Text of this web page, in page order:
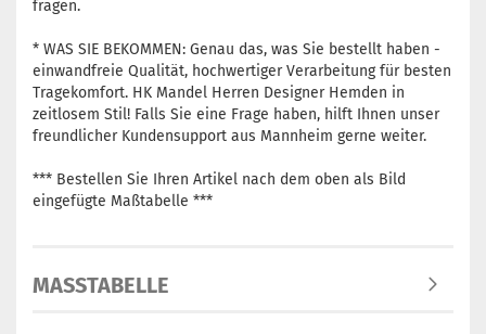
fragen.
* WAS SIE BEKOMMEN: Genau das, was Sie bestellt haben -
einwandfreie Qualität, hochwertiger Verarbeitung für besten
Tragekomfort. HK Mandel Herren Designer Hemden in
zeitlosem Stil! Falls Sie eine Frage haben, hilft Ihnen unser
freundlicher Kundensupport aus Mannheim gerne weiter.
*** Bestellen Sie Ihren Artikel nach dem oben als Bild
eingefügte Maßtabelle ***
MASSTABELLE